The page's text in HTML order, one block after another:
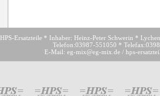
HPS-Ersatzteile * Inhaber: Heinz-Peter Schwerin *
Telefon:03987-551050 *
E-Mail: eg-mix@eg-mix.de / hps-